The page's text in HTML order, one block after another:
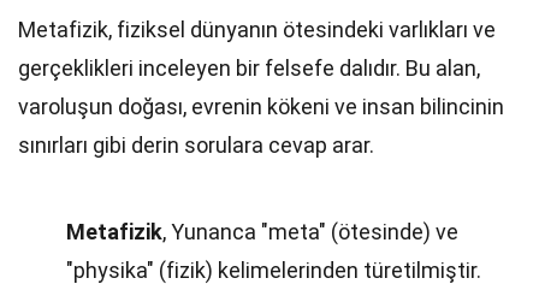
Metafizik, fiziksel dünyanın ötesindeki varlıkları ve
gerçeklikleri inceleyen bir felsefe dalıdır. Bu alan,
varoluşun doğası, evrenin kökeni ve insan bilincinin
sınırları gibi derin sorulara cevap arar.
Metafizik, Yunanca "meta" (ötesinde) ve
"physika" (fizik) kelimelerinden türetilmiştir.